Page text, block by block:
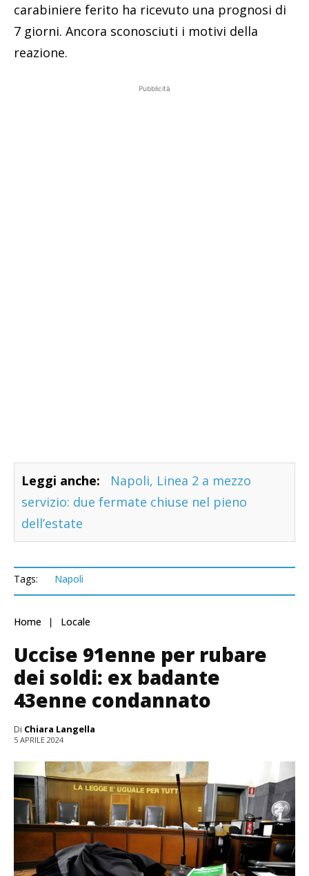
carabiniere ferito ha ricevuto una prognosi di
7 giorni. Ancora sconosciuti i motivi della
reazione.
Pubblicità
Leggi anche:
Napoli, Linea 2 a mezzo
servizio: due fermate chiuse nel pieno
dell’estate
Tags: Napoli
Home Locale
Uccise 91enne per rubare
dei soldi: ex badante
43enne condannato
Di Chiara Langella
5 APRILE 2024